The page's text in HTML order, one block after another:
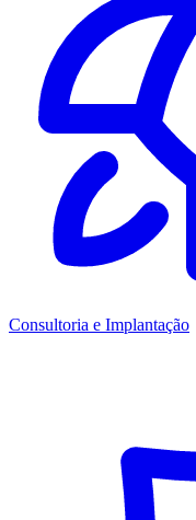
Consultoria e Implantação